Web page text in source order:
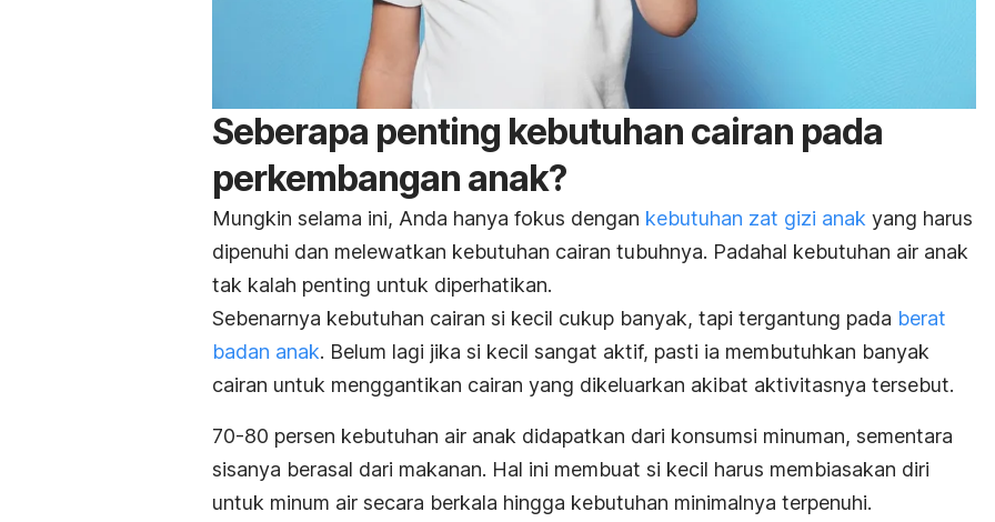
Seberapa penting kebutuhan cairan pada
perkembangan anak?
Mungkin selama ini, Anda hanya fokus dengan kebutuhan zat gizi anak yang harus
dipenuhi dan melewatkan kebutuhan cairan tubuhnya. Padahal kebutuhan air anak
tak kalah penting untuk diperhatikan.
Sebenarnya kebutuhan cairan si kecil cukup banyak, tapi tergantung pada berat
badan anak. Belum lagi jika si kecil sangat aktif, pasti ia membutuhkan banyak
cairan untuk menggantikan cairan yang dikeluarkan akibat aktivitasnya tersebut.
70-80 persen kebutuhan air anak didapatkan dari konsumsi minuman, sementara
sisanya berasal dari makanan. Hal ini membuat si kecil harus membiasakan diri
untuk minum air secara berkala hingga kebutuhan minimalnya terpenuhi.